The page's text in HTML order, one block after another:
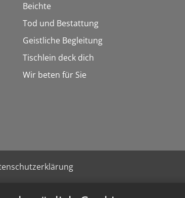
Beichte
Tod und Bestattung
Geistliche Begleitung
Tischlein deck dich
Wir beten für Sie